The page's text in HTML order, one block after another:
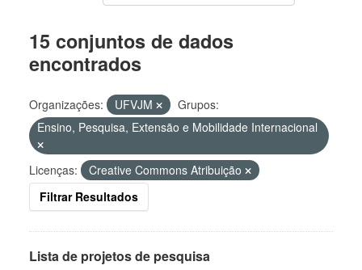
15 conjuntos de dados
encontrados
Organizações: UFVJM
Grupos:
Ensino, Pesquisa, Extensão e Mobilidade Internacional
Licenças:
Creative Commons Atribuição
Filtrar Resultados
Lista de projetos de pesquisa